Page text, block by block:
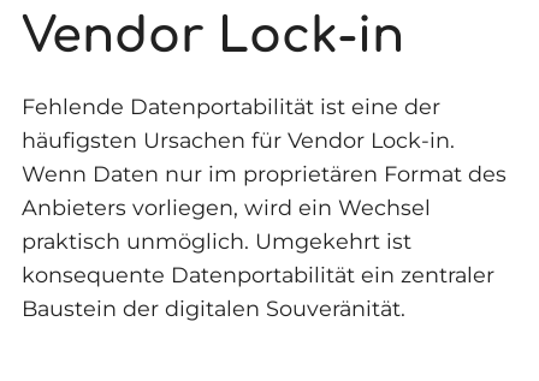
Vendor Lock-in
Fehlende Datenportabilität ist eine der
häufigsten Ursachen für Vendor Lock-in.
Wenn Daten nur im proprietären Format des
Anbieters vorliegen, wird ein Wechsel
praktisch unmöglich. Umgekehrt ist
konsequente Datenportabilität ein zentraler
Baustein der digitalen Souveränität.